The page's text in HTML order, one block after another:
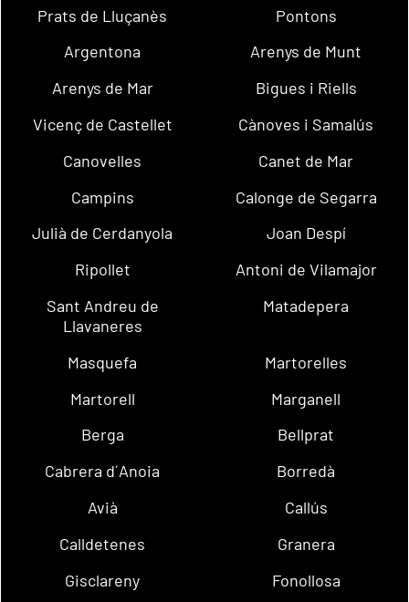
Prats de Lluçanès
Pontons
Argentona
Arenys de Munt
Arenys de Mar
Bigues i Riells
Vicenç de Castellet
Cànoves i Samalús
Canovelles
Canet de Mar
Campins
Calonge de Segarra
Julià de Cerdanyola
Joan Despí
Ripollet
Antoni de Vilamajor
Sant Andreu de
Llavaneres
Matadepera
Masquefa
Martorelles
Martorell
Marganell
Berga
Bellprat
Cabrera d´Anoia
Borredà
Avià
Callús
Calldetenes
Granera
Gisclareny
Fonollosa